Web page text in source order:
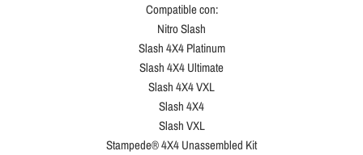
Compatible con:
Nitro Slash
Slash 4X4 Platinum
Slash 4X4 Ultimate
Slash 4X4 VXL
Slash 4X4
Slash VXL
Stampede® 4X4 Unassembled Kit